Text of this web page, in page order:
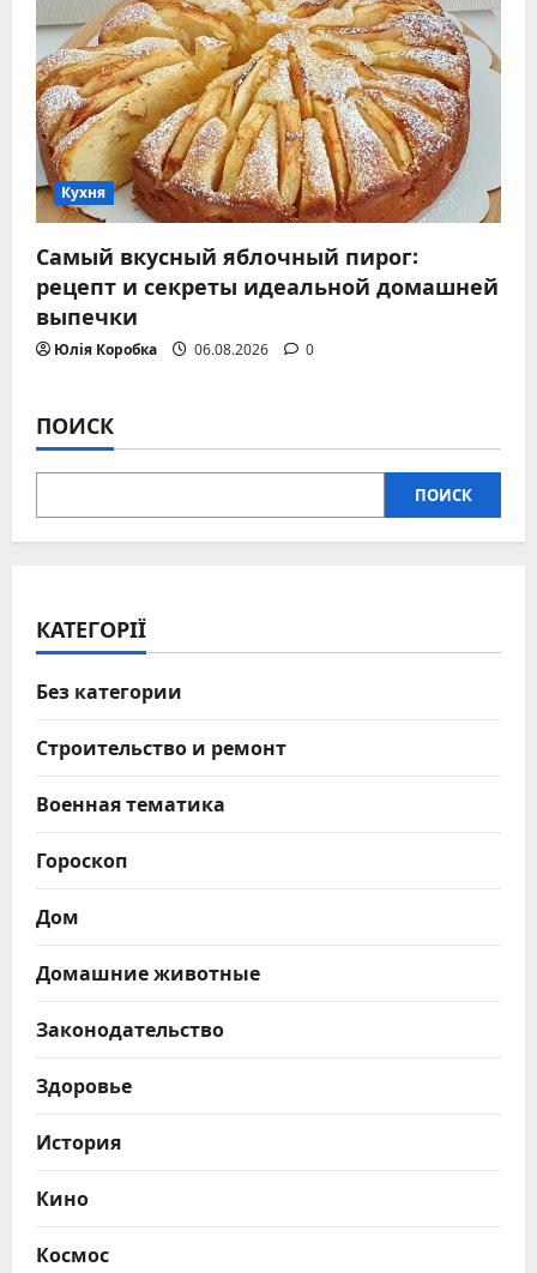
Кухня
Самый вкусный яблочный пирог:
рецепт и секреты идеальной домашней
выпечки
Юлія Коробка 06.08.2026 0
ПОИСК
ПОИСК
КАТЕГОРІЇ
Без категории
Строительство и ремонт
Военная тематика
Гороскоп
Дом
Домашние животные
Законодательство
Здоровье
История
Кино
Космос